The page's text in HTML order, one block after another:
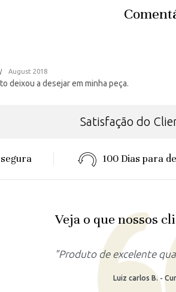
August 2018
deixou a desejar em minha peça.
Satisfação do
100 Dias para
Veja o que nossos